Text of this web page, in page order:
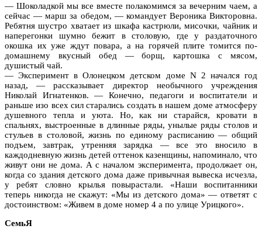
— Шоколадкой мы все вместе полакомимся за вечерним чаем, а
сейчас — марш за обедом, — командует Вероника Викторовна.
Ребятня шустро хватает из шкафа кастрюли, мисочки, чайник и
наперегонки шумно бежит в столовую, где у раздаточного
окошка их уже ждут повара, а на горячей плите томится по-
домашнему вкусный обед — борщ, картошка с мясом,
душистый чай.
— Эксперимент в Олонецком детском доме N 2 начался год
назад, — рассказывает директор необычного учреждения
Николай Игнатенков. — Конечно, педагоги и воспитатели и
раньше изо всех сил старались создать в нашем доме атмосферу
душевного тепла и уюта. Но, как ни старайся, кровати в
спальнях, выстроенные в длинные ряды, унылые ряды столов и
стульев в столовой, жизнь по единому расписанию — общий
подъем, завтрак, утренняя зарядка — все это вносило в
каждодневную жизнь детей оттенок казенщины, напоминало, что
живут они не дома. А с началом эксперимента, продолжает он,
когда со здания детского дома даже привычная вывеска исчезла,
у ребят словно крылья повырастали. «Наши воспитанники
теперь никогда не скажут: «Мы из детского дома» — ответят с
достоинством: «Живем в доме номер 4 а по улице Урицкого».
СемьЯ